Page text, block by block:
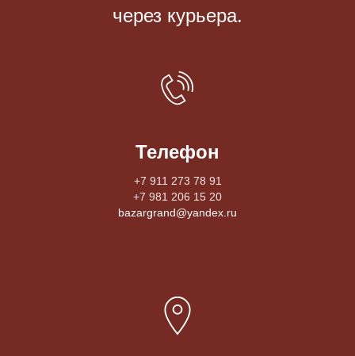
через курьера.
Телефон
+7 911 273 78 91
+7 981 206 15 20
bazargrand@yandex.ru